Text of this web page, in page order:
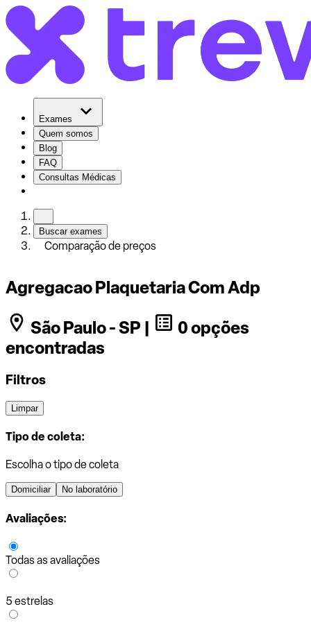
Exames
Quem somos
Blog
FAQ
Consultas Médicas
Buscar exames
Comparação de preços
Agregacao Plaquetaria Com Adp
São Paulo - SP |
0 opções
encontradas
Filtros
Limpar
Tipo de coleta:
Escolha o tipo de coleta
Domiciliar No laboratório
Avaliações:
Todas as avaliações
5 estrelas